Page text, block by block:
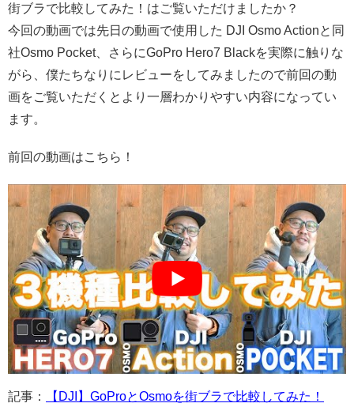
街ブラで比較してみた！はご覧いただけましたか？
今回の動画では先日の動画で使用した DJI Osmo Actionと同
社Osmo Pocket、さらにGoPro Hero7 Blackを実際に触りな
がら、僕たちなりにレビューをしてみましたので前回の動
画をご覧いただくとより一層わかりやすい内容になってい
ます。
前回の動画はこちら！
記事： 【DJI】GoProとOsmoを街ブラで比較してみた！